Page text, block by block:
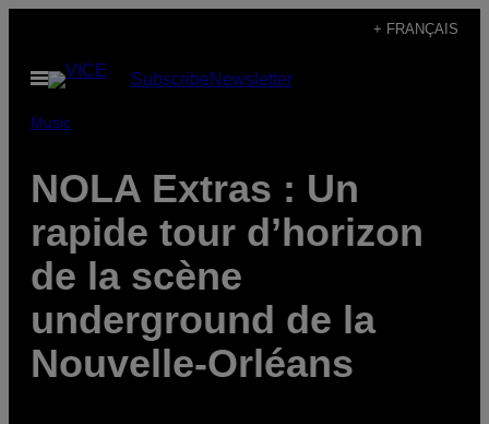
content
+ FRANÇAIS
Open
Menu
SubscribeNewsletter
Music
NOLA Extras : Un
rapide tour d’horizon
de la scène
underground de la
Nouvelle-Orléans